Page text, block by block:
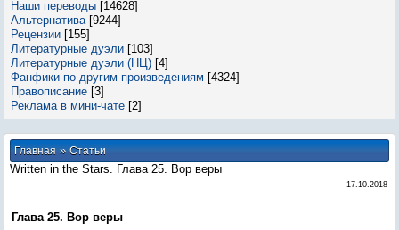
Наши переводы [14628]
Альтернатива [9244]
Рецензии [155]
Литературные дуэли [103]
Литературные дуэли (НЦ) [4]
Фанфики по другим произведениям [4324]
Правописание [3]
Реклама в мини-чате [2]
Главная»Статьи
Written in the Stars. Глава 25. Вор веры
17.10.2018
Глава 25. Вор веры